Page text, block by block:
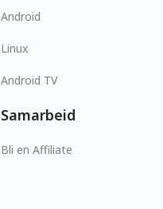
Android
Linux
Android TV
Samarbeid
Bli en Affiliate